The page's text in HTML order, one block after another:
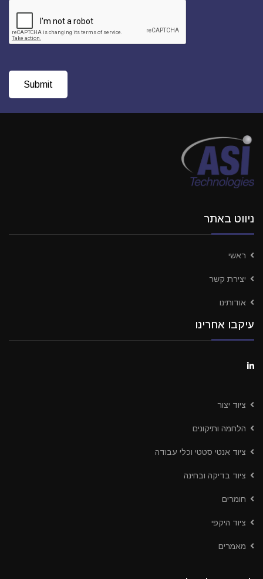
ניווט באתר
ראשי
יצירת קשר
אודותינו
עיקבו אחרינו
ציוד יצור
הלחמה ותיקונים
ציוד אנטי סטטי וכלי עבודה
ציוד בדיקה ובחינה
חומרים
ציוד היקפי
מאמרים